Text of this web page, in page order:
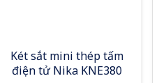
Két sắt mini thép tấm
điện tử Nika KNE380